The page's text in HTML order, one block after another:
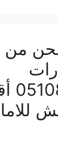
من